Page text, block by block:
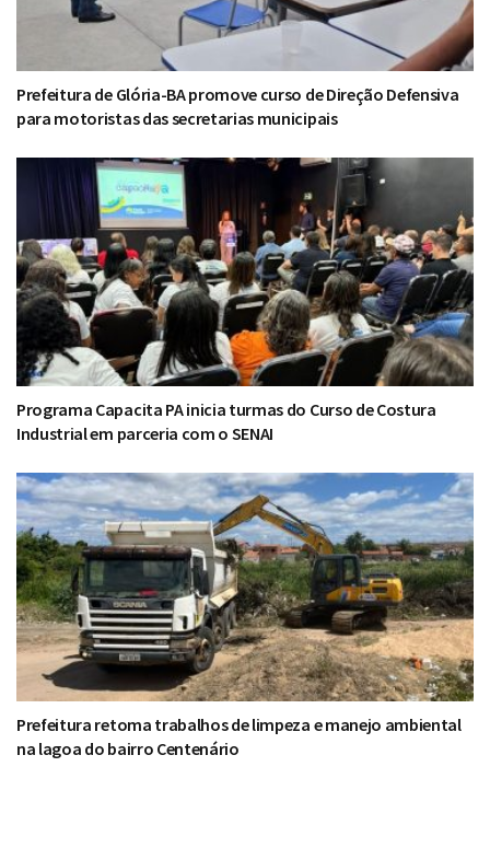
Prefeitura de Glória-BA promove curso de Direção Defensiva
para motoristas das secretarias municipais
Programa Capacita PA inicia turmas do Curso de Costura
Industrial em parceria com o SENAI
Prefeitura retoma trabalhos de limpeza e manejo ambiental
na lagoa do bairro Centenário